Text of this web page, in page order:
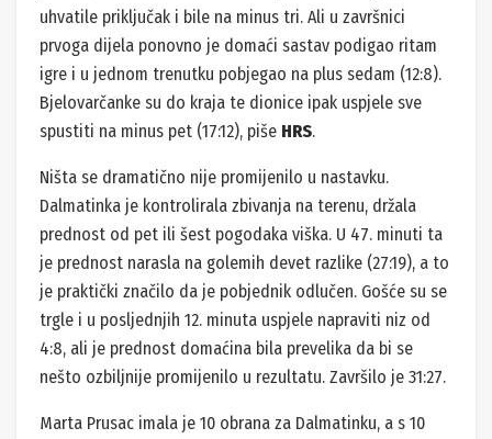
uhvatile priključak i bile na minus tri. Ali u završnici
prvoga dijela ponovno je domaći sastav podigao ritam
igre i u jednom trenutku pobjegao na plus sedam (12:8).
Bjelovarčanke su do kraja te dionice ipak uspjele sve
spustiti na minus pet (17:12), piše HRS.
Ništa se dramatično nije promijenilo u nastavku.
Dalmatinka je kontrolirala zbivanja na terenu, držala
prednost od pet ili šest pogodaka viška. U 47. minuti ta
je prednost narasla na golemih devet razlike (27:19), a to
je praktički značilo da je pobjednik odlučen. Gošće su se
trgle i u posljednjih 12. minuta uspjele napraviti niz od
4:8, ali je prednost domaćina bila prevelika da bi se
nešto ozbiljnije promijenilo u rezultatu. Završilo je 31:27.
Marta Prusac imala je 10 obrana za Dalmatinku, a s 10